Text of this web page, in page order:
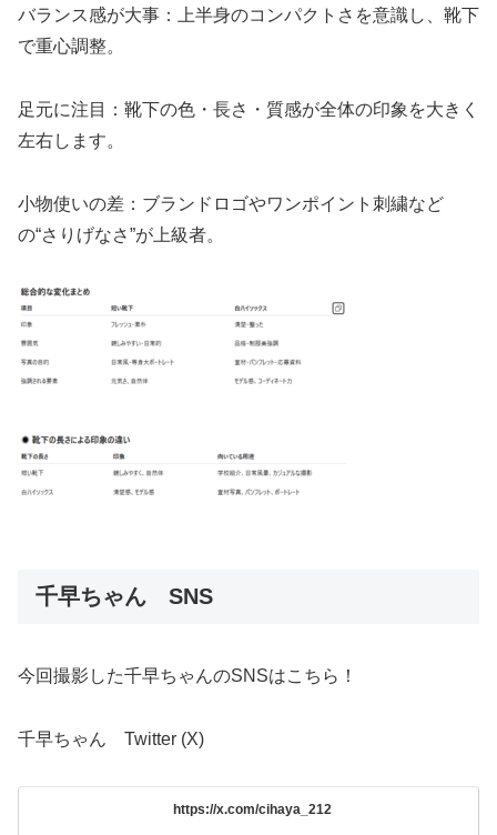
バランス感が大事：上半身のコンパクトさを意識し、靴下
で重心調整。
足元に注目：靴下の色・長さ・質感が全体の印象を大きく
左右します。
小物使いの差：ブランドロゴやワンポイント刺繍など
の“さりげなさ”が上級者。
千早ちゃん SNS
今回撮影した千早ちゃんのSNSはこちら！
千早ちゃん Twitter (X)
https://x.com/cihaya_212